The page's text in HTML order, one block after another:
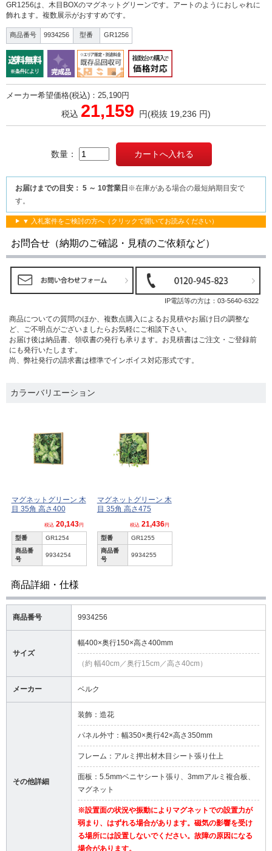
GR1256は、木目BOXのマグネットグリーンです。アートのようにおしゃれに
飾れます。複数展示がおすすめです。
商品番号 9934256 型番 GR1256
メーカー希望価格(税込)：25,190円
税込 21,159 円(税抜 19,236 円)
数量：
お届けまでの目安： 5 ～ 10営業日※在庫がある場合の最短納期目安で
す。
▼ 入札案件をご検討の方へ（クリックで開いてお読みください）
お問合せ（納期のご確認・見積のご依頼など）
IP電話等の方は： 03-5640-6322
商品についての質問のほか、複数点購入によるお見積やお届け日の調整な
ど、ご不明点がございましたらお気軽にご相談下さい。
お届け後は納品書、領収書の発行も承ります。お見積書はご注文・ご登録前
にも発行いたします。
尚、弊社発行の請求書は標準でインボイス対応形式です。
カラーバリエーション
マグネットグリーン 木
目 35角 高さ400
税込 20,143円
型番
GR1254
商品番
号
9934254
マグネットグリーン 木
目 35角 高さ475
税込 21,436円
型番
GR1255
商品番
号
9934255
商品詳細・仕様
商品番号 9934256
サイズ
幅400×奥行150×高さ400mm
（約 幅40cm／奥行15cm／高さ40cm）
メーカー ベルク
その他詳細
装飾：造花
パネル外寸：幅350×奥行42×高さ350mm
フレーム：アルミ押出材木目シート張り仕上
面板：5.5mmベニヤシート張り、3mmアルミ複合板、
マグネット
※設置面の状況や振動によりマグネットでの設置力が
弱まり、はずれる場合があります。磁気の影響を受け
る場所には設置しないでください。故障の原因になる
場合があります。